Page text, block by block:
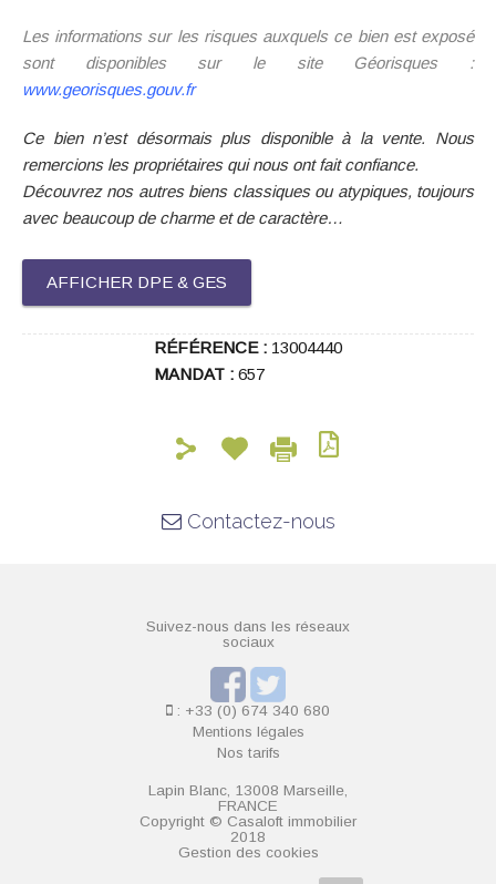
Les informations sur les risques auxquels ce bien est exposé
sont disponibles sur le site Géorisques :
www.georisques.gouv.fr
Ce bien n’est désormais plus disponible à la vente. Nous
remercions les propriétaires qui nous ont fait confiance.
Découvrez nos autres biens classiques ou atypiques, toujours
avec beaucoup de charme et de caractère…
AFFICHER DPE & GES
RÉFÉRENCE : 13004440
MANDAT : 657
Contactez-nous
Suivez-nous dans les réseaux
sociaux
: +33 (0) 674 340 680
Mentions légales
Nos tarifs
Lapin Blanc, 13008 Marseille,
FRANCE
Copyright © Casaloft immobilier
2018
Gestion des cookies